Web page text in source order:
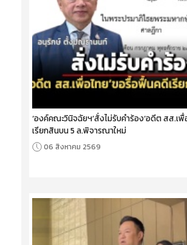
‘องค์คณะวินิจฉัยฯ’สั่งไม่รับคำร้อง‘อดีต สส.เ
เรียกสินบน 5 ล.พิจารณาใหม่
06 สิงหาคม 2569